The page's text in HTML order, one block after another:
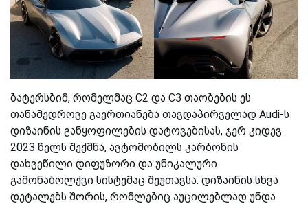
ბატერსბიმ, რომელმაც C2 და C3 თაობების ეს
თანამედროვე გაერთიანება თავდაპირველად Audi-ს
დიზაინის განყოფილების დატოვებისას, ჯერ კიდევ
2023 წელს შექმნა, ავტომობილს კარბონის
დახვეწილი დიფუზორი და უნიკალური
გამონაბოლქვი სისტემაც შეუთავსა. დიზაინის სხვა
დეტალებს შორის, რომლებიც აუცილებლად უნდა